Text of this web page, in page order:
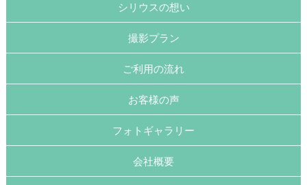
シリウスの想い
撮影プラン
ご利用の流れ
お客様の声
フォトギャラリー
会社概要